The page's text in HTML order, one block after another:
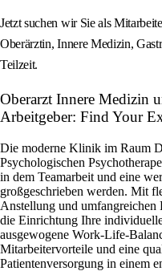
Jetzt suchen wir Sie als
Oberärztin, Innere Medizin,
Teilzeit.
Oberarzt Innere Medizin
Arbeitgeber: Find Your
Die moderne Klinik im Raum
Psychologischen
in dem Teamarbeit und eine
großgeschrieben werden. Mit
Anstellung und
die Einrichtung Ihre
ausgewogene Work-Life-
Mitarbeitervorteile und eine
Patientenversorgung in einem